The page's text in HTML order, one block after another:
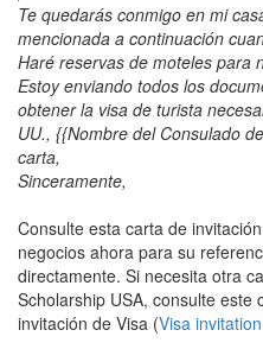
Te quedarás conmigo en mi
mencionada a continuación
Haré reservas de moteles para
Estoy enviando todos los
obtener la visa de turista
UU., {{Nombre del Consulado
carta,
Sinceramente,
Consulte esta carta de
negocios ahora para su
directamente. Si necesita otra
Scholarship USA, consulte este
invitación de Visa (Visa